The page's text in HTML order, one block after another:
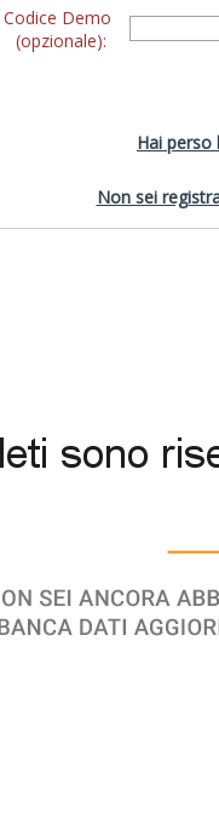
Codice Demo
(opzionale):
Hai perso
Non sei